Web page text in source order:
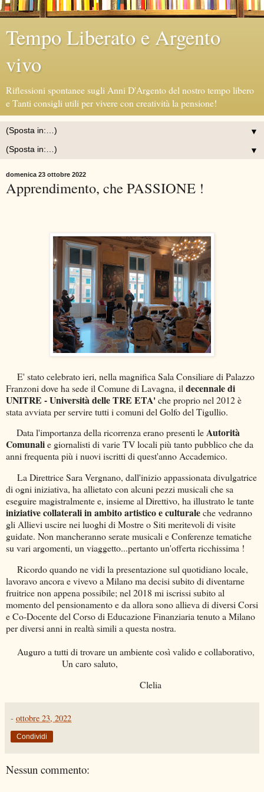
Tempo Liberato e Argento
vivo
Riflessioni spontanee sugli Anni D'Argento del nostro tempo libero
e Tanti consigli utili per vivere con creatività la pensione!
▼
▼
domenica 23 ottobre 2022
Apprendimento, che PASSIONE !
E' stato celebrato ieri, nella magnifica Sala Consiliare di Palazzo
Franzoni dove ha sede il Comune di Lavagna, il decennale di
UNITRE - Università delle TRE ETA'che proprio nel 2012 è
stata avviata per servire tutti i comuni del Golfo del Tigullio.
Data l'importanza della ricorrenza erano presenti leAutorità
Comunalie giornalisti di varie TV locali più tanto pubblico che da
anni frequenta più i nuovi iscritti di quest'anno Accademico.
La Direttrice Sara Vergnano, dall'inizio appassionata divulgatrice
di ogni iniziativa, ha allietato con alcuni pezzi musicali che sa
eseguire magistralmente e, insieme al Direttivo, ha illustrato le tante
iniziative collaterali in ambito artistico e culturaleche vedranno
gli Allievi uscire nei luoghi di Mostre o Siti meritevoli di visite
guidate. Non mancheranno serate musicali e Conferenze tematiche
su vari argomenti, un viaggetto...pertanto un'offerta ricchissima !
Ricordo quando ne vidi la presentazione sul quotidiano locale,
lavoravo ancora e vivevo a Milano ma decisi subito di diventarne
fruitrice non appena possibile; nel 2018 mi iscrissi subito al
momento del pensionamento e da allora sono allieva di diversi Corsi
e Co-Docente del Corso di Educazione Finanziaria tenuto a Milano
per diversi anni in realtà simili a questa nostra.
Auguro a tutti di trovare un ambiente così valido e collaborativo,
Un caro saluto,
Clelia
- ottobre 23, 2022
Condividi
Nessun commento: